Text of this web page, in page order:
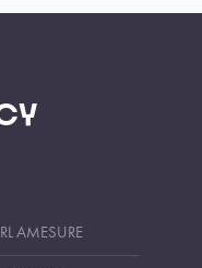
AMESURE